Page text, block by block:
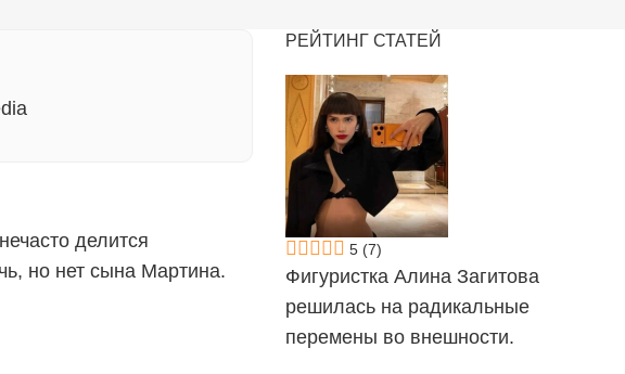
делится
но нет сына Мартина.
РЕЙТИНГ СТАТЕЙ
5 (7)
Фигуристка Алина Загитова
решилась на радикальные
перемены во внешности.